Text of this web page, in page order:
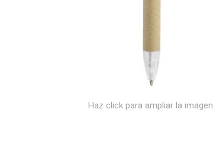
Haz click para ampliar la imagen